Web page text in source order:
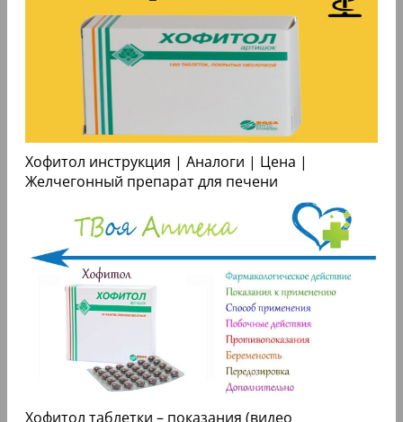
Хофитол инструкция | Аналоги | Цена |
Желчегонный препарат для печени
Хофитол таблетки – показания (видео